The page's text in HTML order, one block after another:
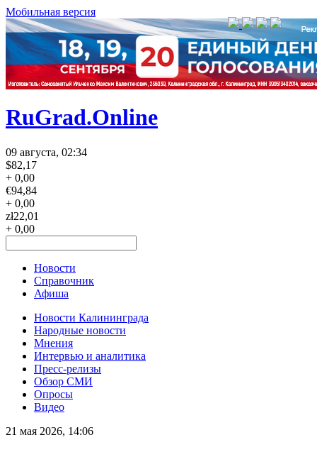
Мобильная версия
RuGrad.Online
09 августа, 02:34
$82,17
+ 0,00
€94,84
+ 0,00
zł22,01
+ 0,00
Новости
Справочник
Афиша
Новости Калининграда
Народные новости
Мнения
Интервью и аналитика
Пресс-релизы
Обзор СМИ
Опросы
Видео
21 мая 2026, 14:06